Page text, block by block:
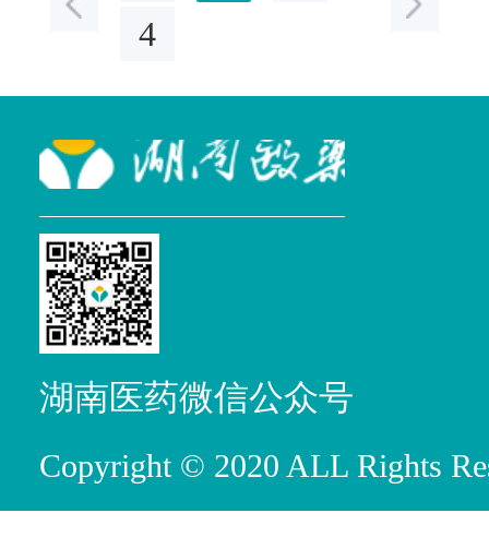
到位。仓库总面积3025.5
门管理药品库、医疗器械
专库。
4
湖南医药微信公众号
Copyright © 2020 ALL Rights